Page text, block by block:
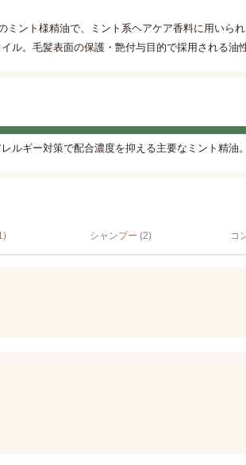
ント様精油で、ミント系ヘアケア香料に用いら
ル。毛髪表面の保護・艶付与目的で採用される油性
ルギー対策で配合濃度を抑える主要なミント精油。
シャンプー (2) コ